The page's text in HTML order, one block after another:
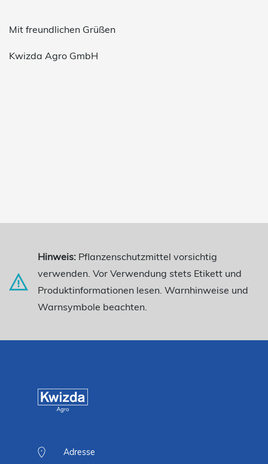
Mit freundlichen Grüßen
Kwizda Agro GmbH
Hinweis: Pflanzenschutzmittel vorsichtig
verwenden. Vor Verwendung stets Etikett und
Produktinformationen lesen. Warnhinweise und
Warnsymbole beachten.
Adresse